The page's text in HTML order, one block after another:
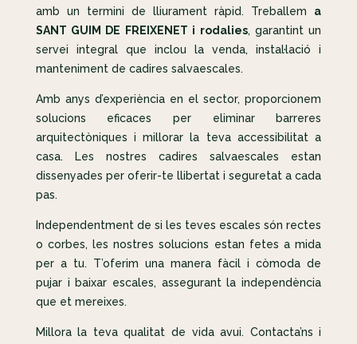
amb un termini de lliurament ràpid. Treballem a
SANT GUIM DE FREIXENET i rodalies, garantint un
servei integral que inclou la venda, instal·lació i
manteniment de cadires salvaescales.
Amb anys d’experiència en el sector, proporcionem
solucions eficaces per eliminar barreres
arquitectòniques i millorar la teva accessibilitat a
casa. Les nostres cadires salvaescales estan
dissenyades per oferir-te llibertat i seguretat a cada
pas.
Independentment de si les teves escales són rectes
o corbes, les nostres solucions estan fetes a mida
per a tu. T’oferim una manera fàcil i còmoda de
pujar i baixar escales, assegurant la independència
que et mereixes.
Millora la teva qualitat de vida avui. Contacta’ns i